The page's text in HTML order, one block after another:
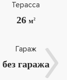
Терасса
26 м2
Гараж
без гаража